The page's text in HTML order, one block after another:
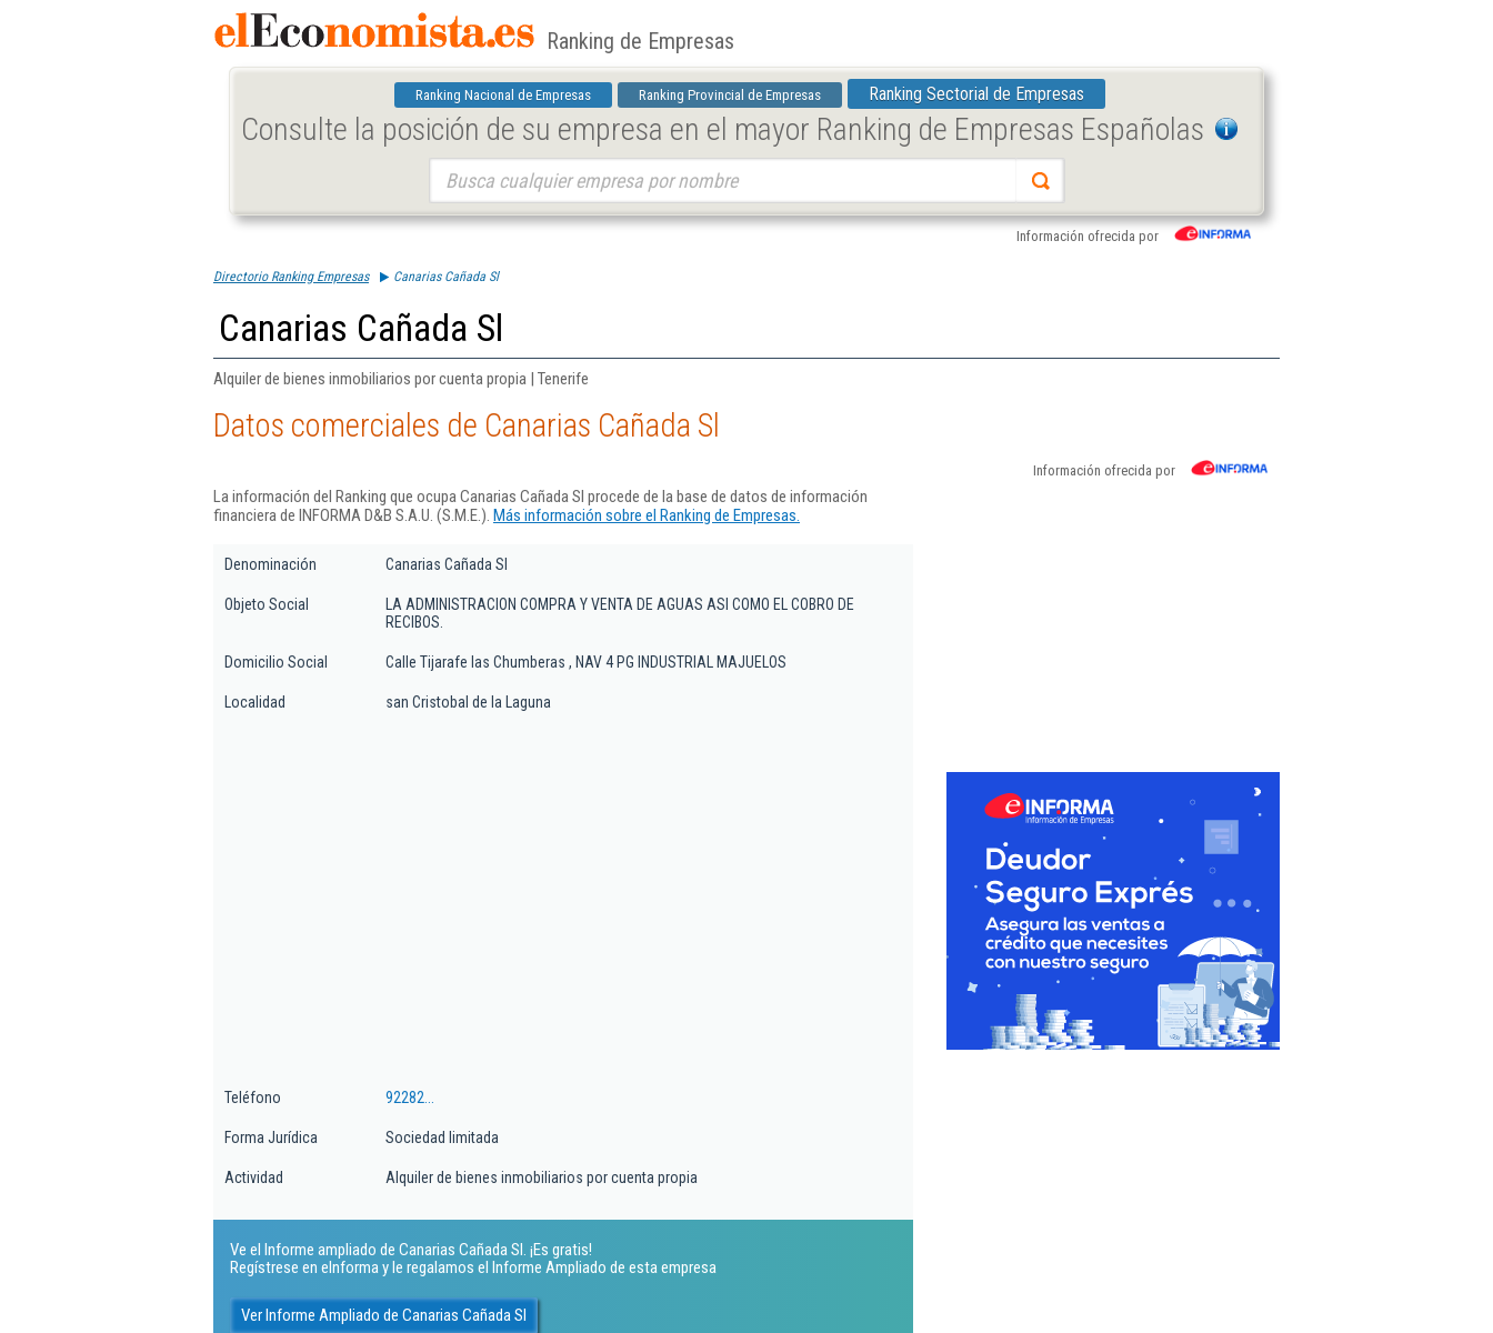
Ranking de Empresas
Ranking Nacional de Empresas Ranking Provincial de Empresas Ranking Sectorial de Empresas
Consulte la posición de su empresa en el mayor Ranking de Empresas Españolas
Información ofrecida por
Directorio Ranking Empresas Canarias Cañada Sl
Canarias Cañada Sl
Alquiler de bienes inmobiliarios por cuenta propia | Tenerife
Datos comerciales de Canarias Cañada Sl
Información ofrecida por
La información del Ranking que ocupa Canarias Cañada Sl procede de la base de datos de información
financiera de INFORMA D&B S.A.U. (S.M.E.). Más información sobre el Ranking de Empresas.
Denominación Canarias Cañada Sl
Objeto Social
LA ADMINISTRACION COMPRA Y VENTA DE AGUAS ASI COMO EL COBRO DE
RECIBOS.
Domicilio Social Calle Tijarafe las Chumberas , NAV 4 PG INDUSTRIAL MAJUELOS
Localidad san Cristobal de la Laguna
Teléfono 92282...
Forma Jurídica Sociedad limitada
Actividad Alquiler de bienes inmobiliarios por cuenta propia
Ve el Informe ampliado de Canarias Cañada Sl. ¡Es gratis!
Regístrese en eInforma y le regalamos el Informe Ampliado de esta empresa
Ver Informe Ampliado de Canarias Cañada Sl